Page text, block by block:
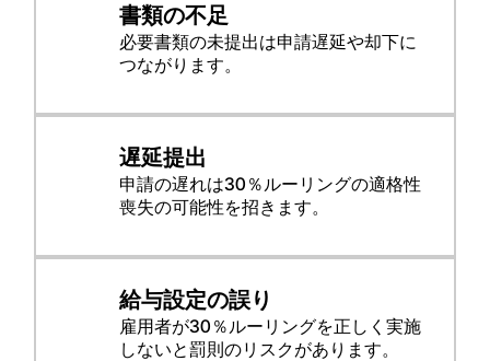
書類の不足
必要書類の未提出は申請遅延や却下に
つながります。
遅延提出
申請の遅れは30％ルーリングの適格性
喪失の可能性を招きます。
給与設定の誤り
雇用者が30％ルーリングを正しく実施
しないと罰則のリスクがあります。